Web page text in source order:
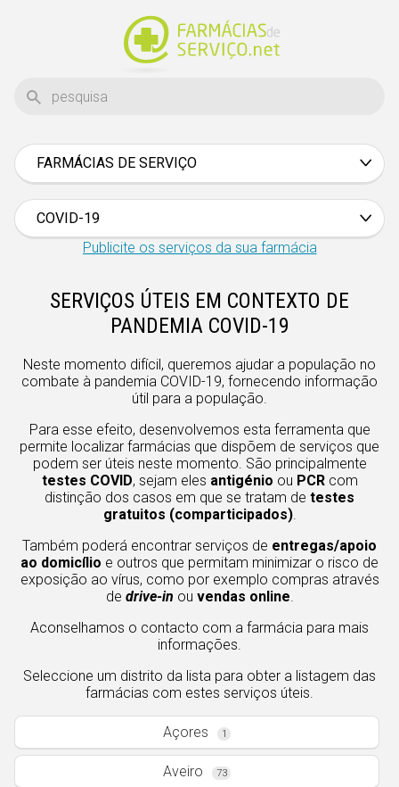
FARMÁCIAS DE SERVIÇO
Braga
Castelo Branco
Évora
Guarda
Leiria
Lisboa
Porto
Setúbal
Vila Real
Viseu
COVID-19
27
20
24
85
27
44
22
61
313
160
66
94
20
Publicite os serviços da sua farmácia
SERVIÇOS ÚTEIS EM CONTEXTO DE
PANDEMIA COVID-19
Neste momento difícil, queremos ajudar a população no
combate à pandemia COVID-19, fornecendo informação
útil para a população.
Para esse efeito, desenvolvemos esta ferramenta que
permite localizar farmácias que dispõem de serviços que
podem ser úteis neste momento. São principalmente
testes COVID, sejam eles antigénio ou PCRcom
distinção dos casos em que se tratam de testes
gratuitos (comparticipados).
Também poderá encontrar serviços de entregas/apoio
ao domicílio e outros que permitam minimizar o risco de
exposição ao vírus, como por exemplo compras através
de drive-in ou vendas online
Aconselhamos o contacto com a farmácia para mais
informações.
Seleccione um distrito da lista para obter a listagem das
farmácias com estes serviços úteis.
Açores 1
Aveiro 73